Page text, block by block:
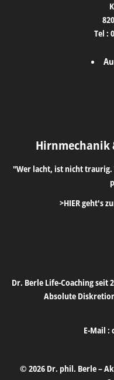
Tel :
Hirnmechanik
"Wer lacht, ist nicht
>HIER geht's
Dr. Berle Life-Coaching seit
Absolute
E-Mail :
© 2026 Dr. phil. Berle –